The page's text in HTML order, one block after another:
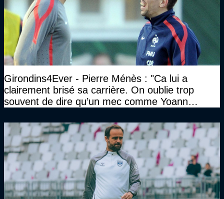
Girondins4Ever - Pierre Ménès : "Ca lui a
clairement brisé sa carrière. On oublie trop
souvent de dire qu’un mec comme Yoann